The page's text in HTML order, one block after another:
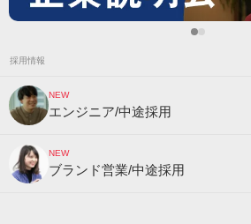
採用情報
NEW
エンジニア/中途採用
NEW
ブランド営業/中途採用